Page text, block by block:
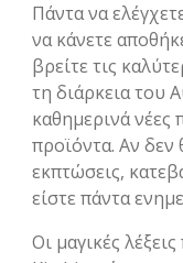
Πάντα να
να κάνετε
βρείτε τις
τη διάρκεια του
καθημερινά νέες
προϊόντα. Αν δεν
εκπτώσεις,
είστε πάντα
Οι μαγικές